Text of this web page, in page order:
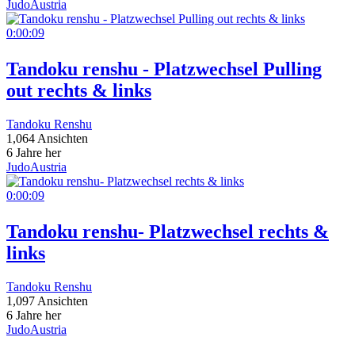
JudoAustria
0:00:09
Tandoku renshu - Platzwechsel Pulling
out rechts & links
Tandoku Renshu
1,064 Ansichten
6 Jahre her
JudoAustria
0:00:09
Tandoku renshu- Platzwechsel rechts &
links
Tandoku Renshu
1,097 Ansichten
6 Jahre her
JudoAustria